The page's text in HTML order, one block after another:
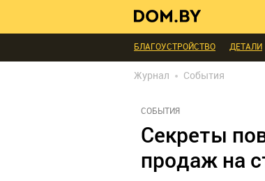
ИНТЕРЬЕР КАК НА КАРТИНКЕ
БЛАГОУСТРОЙСТВО
ДЕТАЛИ
Журнал События
СОБЫТИЯ
Секреты
продаж на